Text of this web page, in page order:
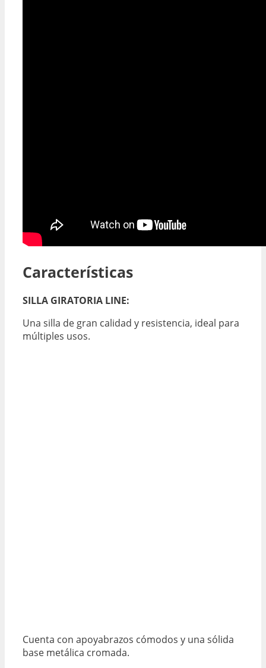
Características
SILLA GIRATORIA LINE:
Una silla de gran calidad y resistencia, ideal para
múltiples usos.
Cuenta con apoyabrazos cómodos y una sólida
base metálica cromada.